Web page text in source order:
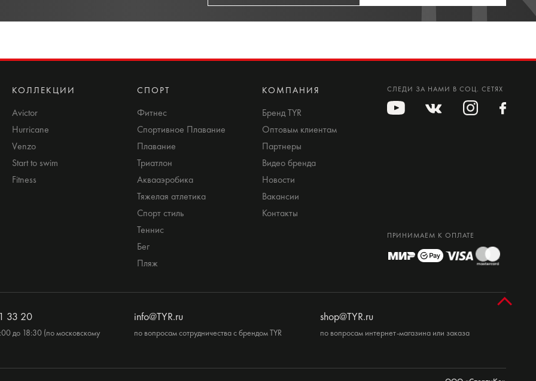
КОЛЛЕКЦИИ
Avictor
Hurricane
Venzo
Start to swim
Fitness
СПОРТ
Фитнес
Спортивное Плавание
Плавание
Триатлон
Аквааэробика
Тяжелая атлетика
Спорт стиль
Теннис
Бег
Пляж
КОМПАНИЯ
Бренд TYR
Оптовым клиентам
Партнеры
Видео бренда
Новости
Вакансии
Контакты
СЛЕДИ ЗА НАМИ В СОЦ. СЕТЯХ
ПРИНИМАЕМ К ОПЛАТЕ
33 20
до 18:30 (по московскому
info@TYR.ru
по вопросам сотрудничества с брендом TYR
shop@TYR.ru
по вопросам интернет-магазина или заказа